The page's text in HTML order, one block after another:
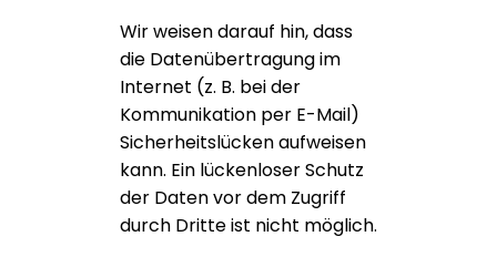
Wir weisen darauf hin, dass
die Datenübertragung im
Internet (z. B. bei der
Kommunikation per E-Mail)
Sicherheitslücken aufweisen
kann. Ein lückenloser Schutz
der Daten vor dem Zugriff
durch Dritte ist nicht möglich.